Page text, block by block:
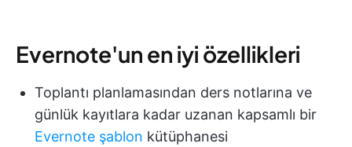
Evernote'un en iyi özellikleri
Toplantı planlamasından ders notlarına ve
günlük kayıtlara kadar uzanan kapsamlı bir
Evernote şablon kütüphanesi